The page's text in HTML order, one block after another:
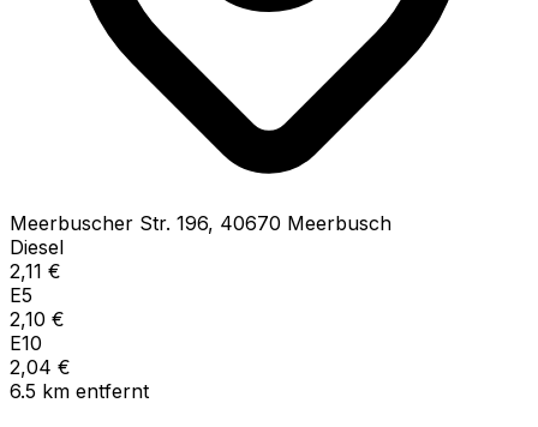
Meerbuscher Str. 196, 40670 Meerbusch
Diesel
2,11 €
E5
2,10 €
E10
2,04 €
6.5 km entfernt